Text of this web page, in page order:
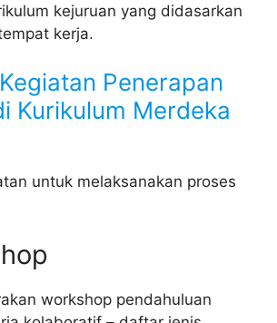
kejuruan yang didasarkan
kerja.
Penerapan
Kurikulum Merdeka
untuk melaksanakan proses
workshop pendahuluan